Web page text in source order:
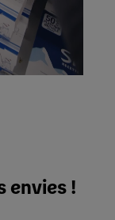
envies !